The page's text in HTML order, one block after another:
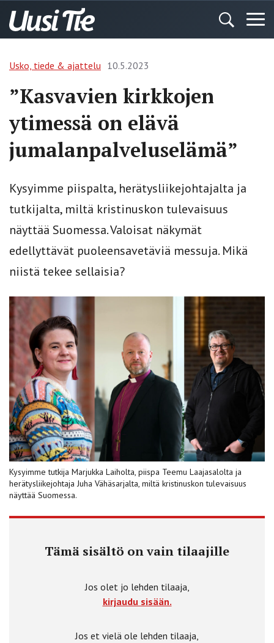
Usko, tiede & ajattelu 10.5.2023
”Kasvavien kirkkojen
ytimessä on elävä
jumalanpalveluselämä”
Kysyimme piispalta, herätysliikejohtajalta ja
tutkijalta, miltä kristinuskon tulevaisuus
näyttää Suomessa. Valoisat näkymät
edellyttävät puoleensavetäviä messuja. Mikä
niistä tekee sellaisia?
Kysyimme tutkija Marjukka Laiholta, piispa Teemu Laajasalolta ja
herätysliikejohtaja Juha Vähäsarjalta, miltä kristinuskon tulevaisuus
näyttää Suomessa.
Tämä sisältö on vain tilaajille
Jos olet jo lehden tilaaja,
kirjaudu sisään.
Jos et vielä ole lehden tilaaja,